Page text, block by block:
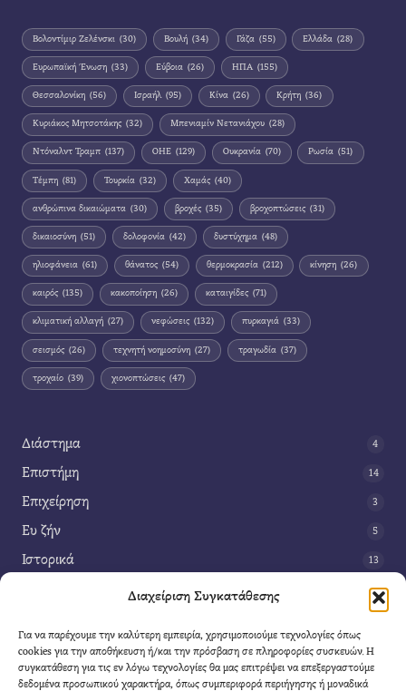
Διαχείριση Συγκατάθεσης
Για να παρέχουμε την καλύτερη εμπειρία, χρησιμοποιούμε τεχνολογίες όπως
cookies για την αποθήκευση ή/και την πρόσβαση σε πληροφορίες συσκευών. Η
συγκατάθεση για τις εν λόγω τεχνολογίες θα μας επιτρέψει να επεξεργαστούμε
δεδομένα προσωπικού χαρακτήρα, όπως συμπεριφορά περιήγησης ή μοναδικά
Βολοντίμιρ Ζελένσκι (30) Βουλή (34) Γάζα (55) Ελλάδα (28)
Ευρωπαϊκή Ένωση (33) Εύβοια (26) ΗΠΑ (155)
Θεσσαλονίκη (56) Ισραήλ (95) Κίνα (26) Κρήτη (36)
Κυριάκος Μητσοτάκης (32) Μπενιαμίν Νετανιάχου (28)
Ντόναλντ Τραμπ (137) ΟΗΕ (129) Ουκρανία (70) Ρωσία (51)
Τέμπη (81) Τουρκία (32) Χαμάς (40)
ανθρώπινα δικαιώματα (30) βροχές (35) βροχοπτώσεις (31)
δικαιοσύνη (51) δολοφονία (42) δυστύχημα (48)
ηλιοφάνεια (61) θάνατος (54) θερμοκρασία (212) κίνηση (26)
καιρός (135) κακοποίηση (26) καταιγίδες (71)
κλιματική αλλαγή (27) νεφώσεις (132) πυρκαγιά (33)
σεισμός (26) τεχνητή νοημοσύνη (27) τραγωδία (37)
τροχαίο (39) χιονοπτώσεις (47)
Διάστημα 4
Επιστήμη 14
Επιχείρηση 3
Ευ ζήν 5
Ιστορικά 13
42
Τέχνη 3
Τεχνολογία